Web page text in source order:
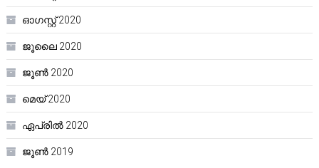
ഓഗസ്റ്റ്‌ 2020
ജൂലൈ 2020
ജൂൺ 2020
മെയ്‌ 2020
ഏപ്രിൽ 2020
ജൂൺ 2019